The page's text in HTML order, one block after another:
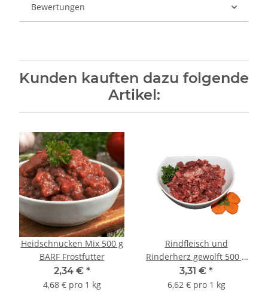
Bewertungen
Kunden kauften dazu folgende
Artikel:
Heidschnucken Mix 500 g
BARF Frostfutter
2,34 € *
4,68 € pro 1 kg
Rindfleisch und
Rinderherz gewolft 500 g
BARF Frostfutter
3,31 € *
6,62 € pro 1 kg